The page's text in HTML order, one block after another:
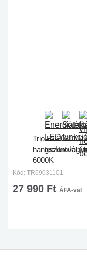
Trio
hangszóróval
6000K
Kód: TR69031101
27 990 Ft ÁFA-val